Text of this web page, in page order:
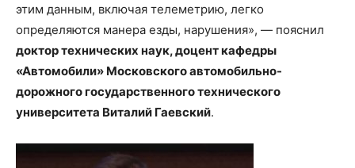
этим данным, включая телеметрию, легко
определяются манера езды, нарушения», — пояснил
доктор технических наук, доцент кафедры
«Автомобили» Московского автомобильно-
дорожного государственного технического
университета Виталий Гаевский.